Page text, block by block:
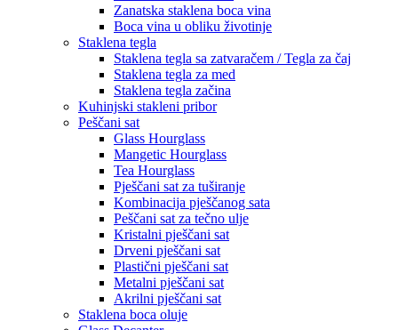
Zanatska staklena boca vina
Boca vina u obliku životinje
Staklena tegla
Staklena tegla sa zatvaračem / Tegla za čaj
Staklena tegla za med
Staklena tegla začina
Kuhinjski stakleni pribor
Peščani sat
Glass Hourglass
Mangetic Hourglass
Tea Hourglass
Pješčani sat za tuširanje
Kombinacija pješčanog sata
Peščani sat za tečno ulje
Kristalni pješčani sat
Drveni pješčani sat
Plastični pješčani sat
Metalni pješčani sat
Akrilni pješčani sat
Staklena boca oluje